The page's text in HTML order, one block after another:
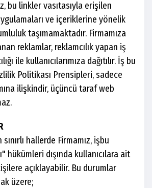
bu linkler vasıtasıyla erişilen
ve içeriklerine yönelik
taşımamaktadır. Firmamıza
reklamlar, reklamcılık yapan iş
ile kullanıcılarımıza dağıtılır. İş bu
Politikası Prensipleri, sadece
ilişkindir, üçüncü taraf web
hallerde Firmamız, işbu
hükümleri dışında kullanıcılara ait
açıklayabilir. Bu durumlar
üzere;